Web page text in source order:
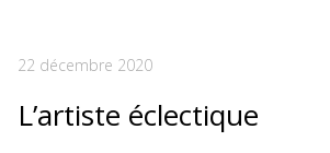
22 décembre 2020
L’artiste éclectique